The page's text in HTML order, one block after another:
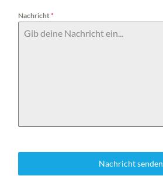
Nachricht*
Nachricht senden